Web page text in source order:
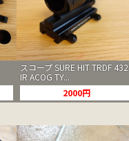
スコープ SURE HIT TRDF 432
IR ACOG TY...
2000円